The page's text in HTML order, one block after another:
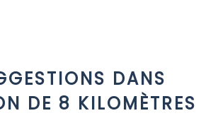
DANS
DE 8 KILOMÈTRES